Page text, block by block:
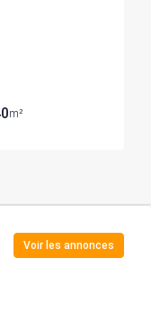
m²
Voir les annonces